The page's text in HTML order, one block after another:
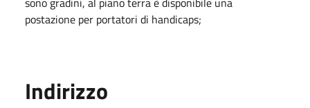
postazione per portatori di handicaps;
Indirizzo